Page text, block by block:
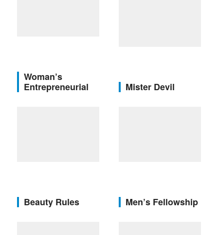
Woman’s
Entrepreneurial
Beauty Rules
Mister Devil
Men’s Fellowship